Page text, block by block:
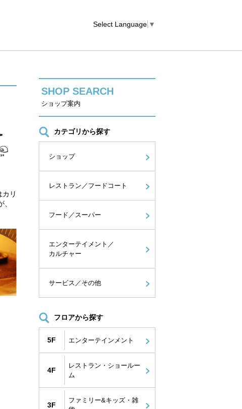
Select Language ▼
リ
SHOP SEARCH
ショップ案内
カテゴリから探す
ショップ
レストラン／フードコート
フード／スーパー
エンターテイメント／
カルチャー
サービス／その他
フロアから探す
5F エンターテインメント
4F
レストラン・ショールー
ム
3F
ファミリー&キッズ・雑